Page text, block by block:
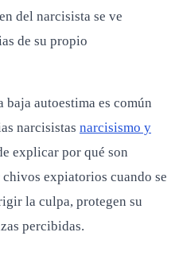
del narcisista se ve
de su propio
autoestima es común
narcisistas narcisismo y
explicar por qué son
expiatorios cuando se
la culpa, protegen su
percibidas.